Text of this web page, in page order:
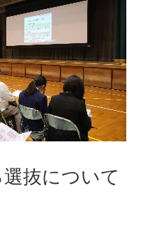
抜について